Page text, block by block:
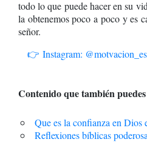
todo lo que puede hacer en su
la obtenemos poco a poco y es
señor.
👉 Instagram:
Contenido que también puedes
Que es la confianza en Dios
Reflexiones bíblicas